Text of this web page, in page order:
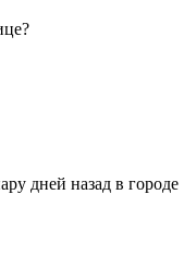
дней назад в городе